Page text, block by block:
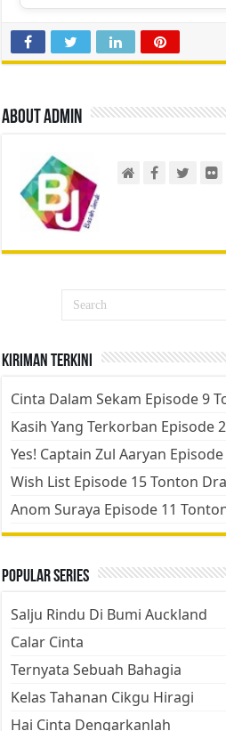
About admin
Kiriman Terkini
Cinta Dalam Sekam Episode 9
Kasih Yang Terkorban Episode
Yes! Captain Zul Aaryan
Wish List Episode 15 Tonton
Anom Suraya Episode 11
Popular Series
Salju Rindu Di Bumi Auckland
Calar Cinta
Ternyata Sebuah Bahagia
Kelas Tahanan Cikgu Hiragi
Hai Cinta Dengarkanlah